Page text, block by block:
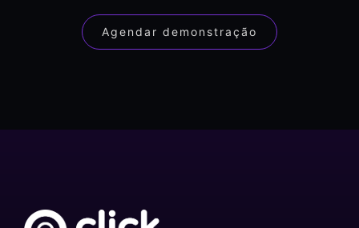
Agendar demonstração